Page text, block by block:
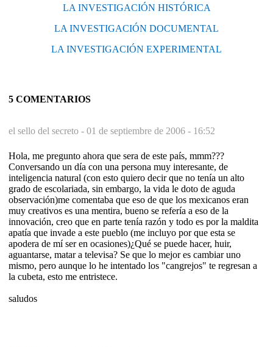
LA INVESTIGACIÓN HISTÓRICA
LA INVESTIGACIÓN DOCUMENTAL
LA INVESTIGACIÓN EXPERIMENTAL
5 COMENTARIOS
el sello del secreto - 01 de septiembre de 2006 - 16:52
Hola, me pregunto ahora que sera de este país, mmm???
Conversando un día con una persona muy interesante, de
inteligencia natural (con esto quiero decir que no tenía un alto
grado de escolariada, sin embargo, la vida le doto de aguda
observación)me comentaba que eso de que los mexicanos eran
muy creativos es una mentira, bueno se refería a eso de la
innovación, creo que en parte tenía razón y todo es por la maldita
apatía que invade a este pueblo (me incluyo por que esta se
apodera de mí ser en ocasiones)¿Qué se puede hacer, huir,
aguantarse, matar a televisa? Se que lo mejor es cambiar uno
mismo, pero aunque lo he intentado los "cangrejos" te regresan a
la cubeta, esto me entristece.
saludos